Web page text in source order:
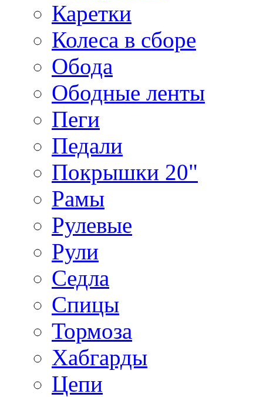
Каретки
Колеса в сборе
Обода
Ободные ленты
Пеги
Педали
Покрышки 20"
Рамы
Рулевые
Рули
Седла
Спицы
Тормоза
Хабгарды
Цепи